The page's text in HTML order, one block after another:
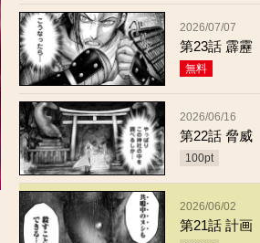
2026/07/07
第23話 霹靂
無料
2026/06/16
第22話 脅威
100pt
2026/06/02
第21話 計画